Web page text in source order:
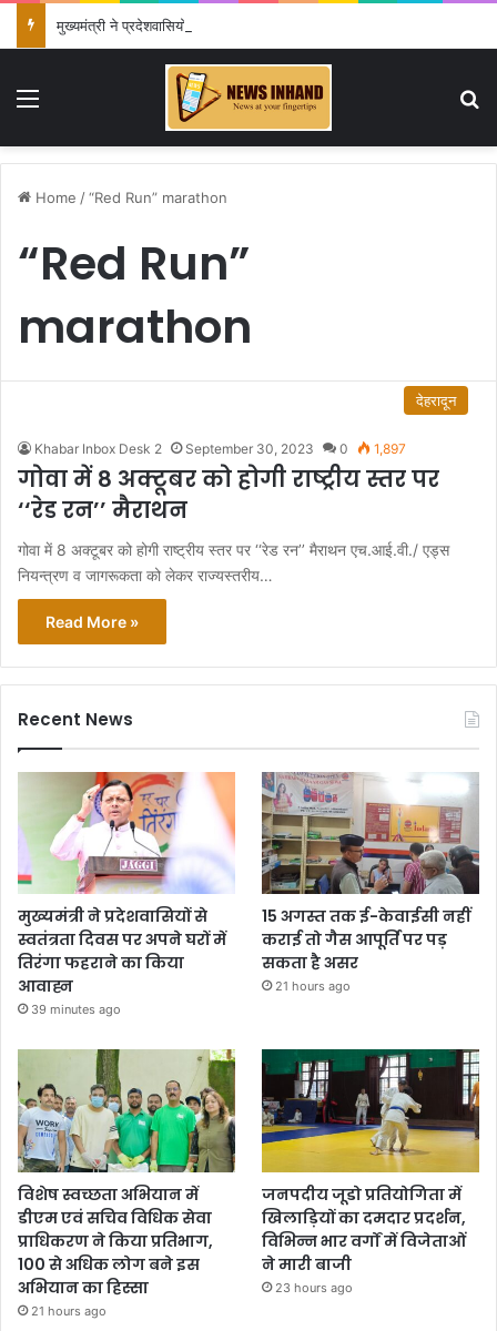
Menu
Home /“Red Run” marathon
“Red Run”
marathon
देहरादून
Khabar Inbox Desk 2 September 30, 2023 0 1,897
गोवा में 8 अक्टूबर को होगी राष्ट्रीय स्तर पर
‘‘रेड रन’’ मैराथन
गोवा में 8 अक्टूबर को होगी राष्ट्रीय स्तर पर ‘‘रेड रन’’ मैराथन एच.आई.वी./ एड्स
नियन्त्रण व जागरूकता को लेकर राज्यस्तरीय…
Read More »
Recent News
मुख्यमंत्री ने प्रदेशवासियों से
स्वतंत्रता दिवस पर अपने घरों में
तिरंगा फहराने का किया
आवाह्न
39 minutes ago
15 अगस्त तक ई-केवाईसी नहीं
कराई तो गैस आपूर्ति पर पड़
सकता है असर
21 hours ago
विशेष स्वच्छता अभियान में
डीएम एवं सचिव विधिक सेवा
प्राधिकरण ने किया प्रतिभाग,
100 से अधिक लोग बने इस
अभियान का हिस्सा
21 hours ago
जनपदीय जूडो प्रतियोगिता में
खिलाड़ियों का दमदार प्रदर्शन,
विभिन्न भार वर्गों में विजेताओं
ने मारी बाजी
23 hours ago